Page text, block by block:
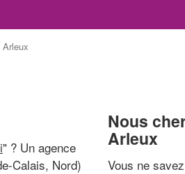
Arleux
" ? Un agence
Calais, Nord)
Nous
Arleux
Vous ne